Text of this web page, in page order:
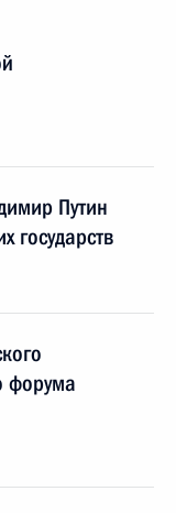
Путин
государств
форума